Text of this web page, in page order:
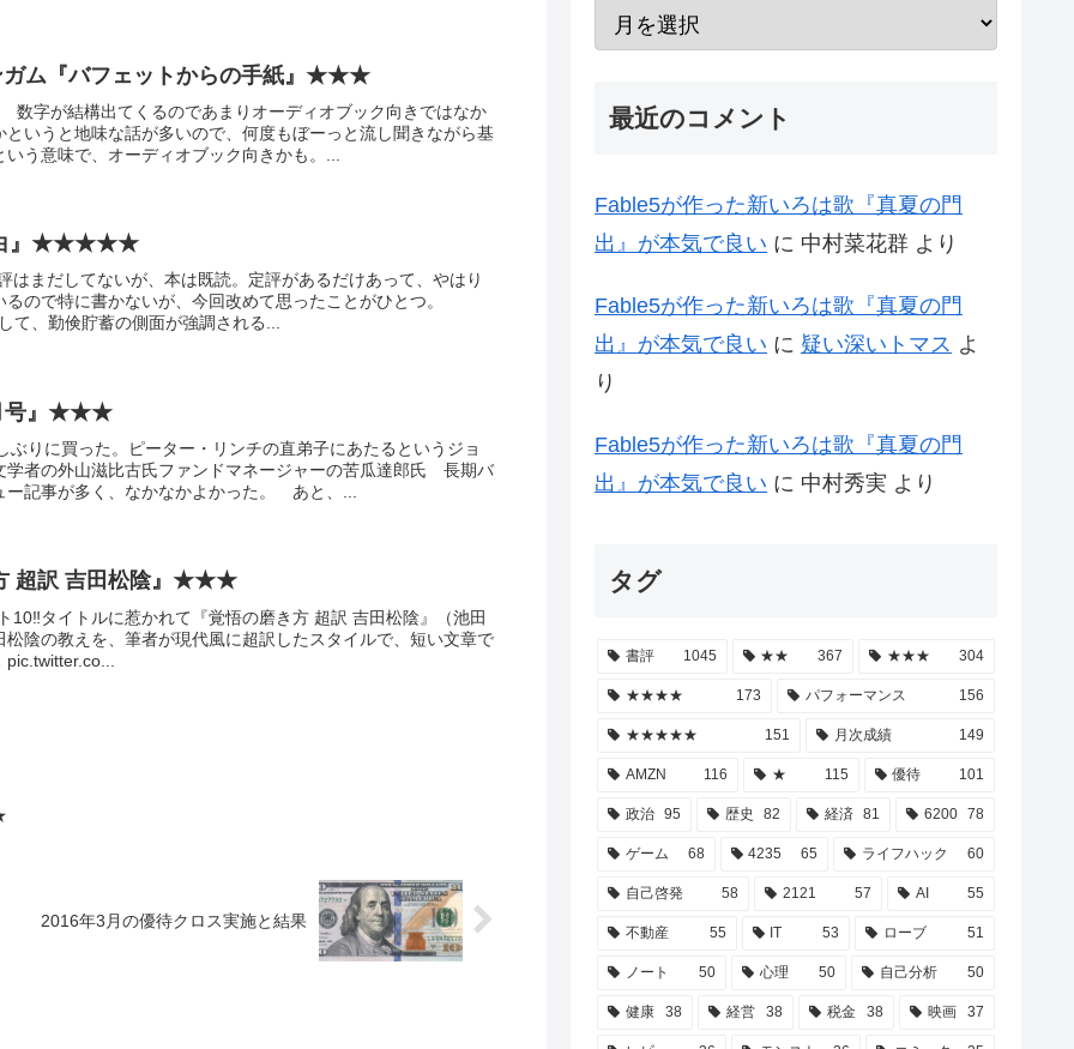
ガム『バフェットからの手紙』★★★
数字が結構出てくるのであまりオーディオブック向きではなか
いうと地味な話が多いので、何度もぼーっと流し聞きながら基
う意味で、オーディオブック向きかも。...
白』★★★★★
はまだしてないが、本は既読。定評があるだけあって、やはり
ので特に書かないが、今回改めて思ったことがひとつ。
て、勤倹貯蓄の側面が強調される...
号』★★★
ぶりに買った。ピーター・リンチの直弟子にあたるというジョ
学者の外山滋比古氏ファンドマネージャーの苦瓜達郎氏 長期バ
ー記事が多く、なかなかよかった。 あと、...
超訳 吉田松陰』★★★
10‼️タイトルに惹かれて『覚悟の磨き方 超訳 吉田松陰』（池田
陰の教えを、筆者が現代風に超訳したスタイルで、短い文章で
2016年3月の優待クロス実施と結果
最近のコメント
Fable5が作った新いろは歌『真夏の門
出』が本気で良い に 中村菜花群 より
Fable5が作った新いろは歌『真夏の門
出』が本気で良い に 疑い深いトマス よ
り
Fable5が作った新いろは歌『真夏の門
出』が本気で良い に 中村秀実 より
タグ
書評 1045 ★★ 367 ★★★ 304
★★★★ 173 パフォーマンス 156
★★★★★ 151 月次成績 149
AMZN 116 ★ 115 優待 101
政治 95 歴史 82 経済 81 6200 78
ゲーム 68 4235 65 ライフハック 60
自己啓発 58 2121 57 AI 55
不動産 55 IT 53 ローブ 51
ノート 50 心理 50 自己分析 50
健康 38 経営 38 税金 38 映画 37